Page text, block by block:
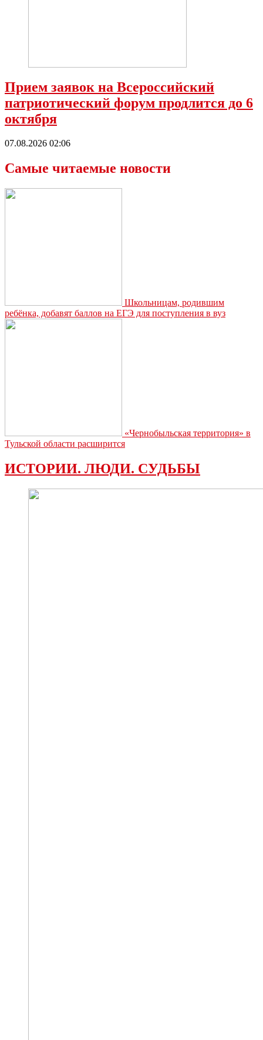
Прием заявок на Всероссийский
патриотический форум продлится до 6
октября
07.08.2026 02:06
Самые читаемые новости
Школьницам, родившим
ребёнка, добавят баллов на ЕГЭ для поступления в вуз
«Чернобыльская территория» в
Тульской области расширится
ИСТОРИИ. ЛЮДИ. СУДЬБЫ